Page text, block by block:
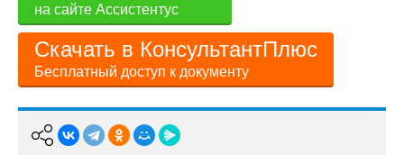
на сайте Ассистентус
Скачать в КонсультантПлюс
Бесплатный доступ к документу